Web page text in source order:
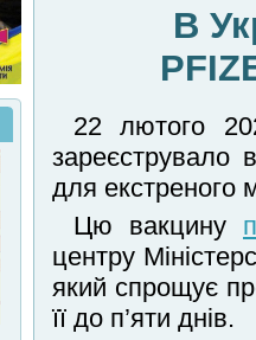
В
22 лютого
зареєструвало
для екстреного
Цю вакцину
центру
який спрощує
її до п’яти днів.